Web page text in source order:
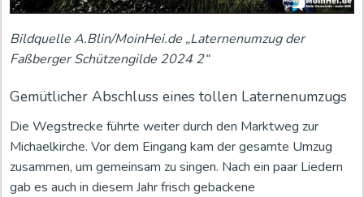
Bildquelle A.Blin/MoinHei.de „Laternenumzug der
Faßberger Schützengilde 2024 2“
Gemütlicher Abschluss eines tollen Laternenumzugs
Die Wegstrecke führte weiter durch den Marktweg zur
Michaelkirche. Vor dem Eingang kam der gesamte Umzug
zusammen, um gemeinsam zu singen. Nach ein paar Liedern
gab es auch in diesem Jahr frisch gebackene